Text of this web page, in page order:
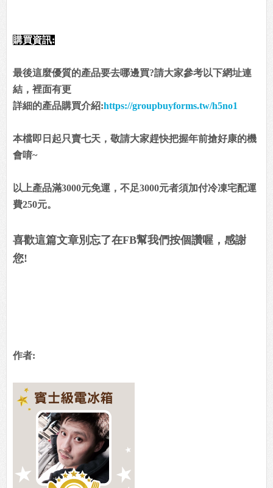
購買資訊:
最後這麼優質的產品要去哪邊買?請大家參考以下網址連
結，裡面有更
詳細的產品購買介紹:https://groupbuyforms.tw/h5no1
本檔即日起只賣七天，敬請大家趕快把握年前搶好康的機
會唷~
以上產品滿3000元免運，不足3000元者須加付冷凍宅配運
費250元。
喜歡這篇文章別忘了在FB幫我們按個讚喔，感謝
您!
作者: